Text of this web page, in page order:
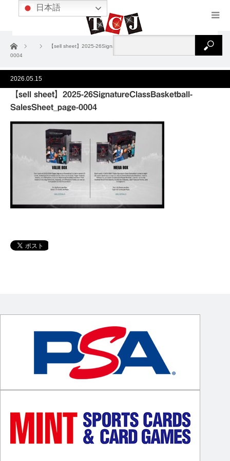
ホーム
【sell sheet】2025-26SignatureClassBasketball-SalesSheet_page-
0004
2026.05.15
【sell sheet】2025-26SignatureClassBasketball-
SalesSheet_page-0004
日本語